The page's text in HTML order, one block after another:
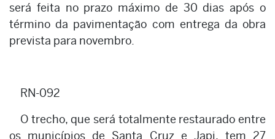
será feita no prazo máximo de 30 dias após o
término da pavimentação com entrega da obra
prevista para novembro.
RN-092
O trecho, que será totalmente restaurado entre
os municípios de Santa Cruz e Japi, tem 27